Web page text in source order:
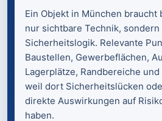
Ein Objekt in München
nur sichtbare Technik,
Sicherheitslogik. Relevante
Baustellen, Gewerbeflächen,
Lagerplätze, Randbereiche
weil dort Sicherheitslücken
direkte Auswirkungen auf
haben.